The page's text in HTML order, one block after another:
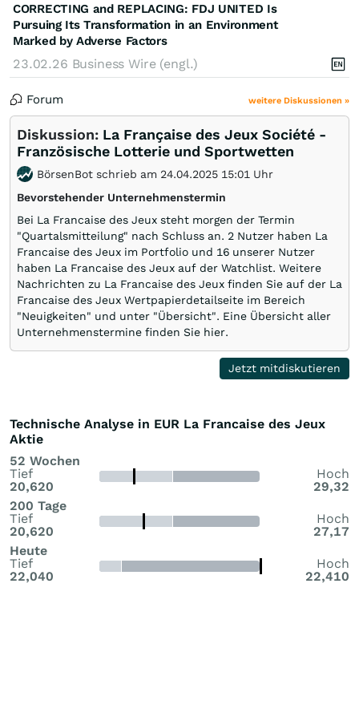
CORRECTING and REPLACING: FDJ UNITED Is
Pursuing Its Transformation in an Environment
Marked by Adverse Factors
23.02.26 Business Wire (engl.)
Forum weitere Diskussionen »
Diskussion: La Française des Jeux Société -
Französische Lotterie und Sportwetten
BörsenBot schrieb am 24.04.2025 15:01 Uhr
Bevorstehender Unternehmenstermin
Bei La Francaise des Jeux steht morgen der Termin
"Quartalsmitteilung" nach Schluss an. 2 Nutzer haben La
Francaise des Jeux im Portfolio und 16 unserer Nutzer
haben La Francaise des Jeux auf der Watchlist. Weitere
Nachrichten zu La Francaise des Jeux finden Sie auf der La
Francaise des Jeux Wertpapierdetailseite im Bereich
"Neuigkeiten" und unter "Übersicht". Eine Übersicht aller
Unternehmenstermine finden Sie hier.
Jetzt mitdiskutieren
Technische Analyse in EUR La Francaise des Jeux
Aktie
52 Wochen
Tief
20,620
Hoch
29,32
200 Tage
Tief
20,620
Hoch
27,17
Heute
Tief
22,040
Hoch
22,410